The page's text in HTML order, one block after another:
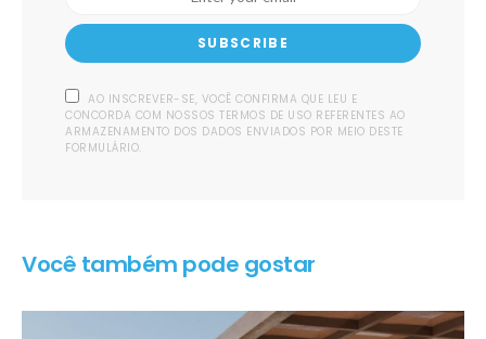
SUBSCRIBE
AO INSCREVER-SE, VOCÊ CONFIRMA QUE LEU E
CONCORDA COM NOSSOS TERMOS DE USO REFERENTES AO
ARMAZENAMENTO DOS DADOS ENVIADOS POR MEIO DESTE
FORMULÁRIO.
Você também pode gostar